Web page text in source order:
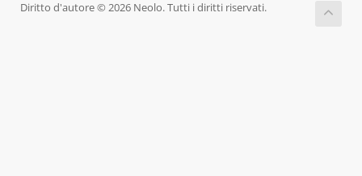
Diritto d'autore © 2026 Neolo. Tutti i diritti riservati.